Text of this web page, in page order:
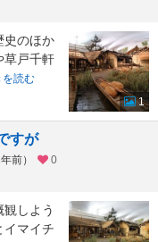
史のほか
草戸千軒
を読む
1
すが
前）
0
しよう
イマイチ